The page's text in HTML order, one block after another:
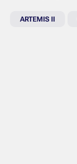
ARTEMIS II